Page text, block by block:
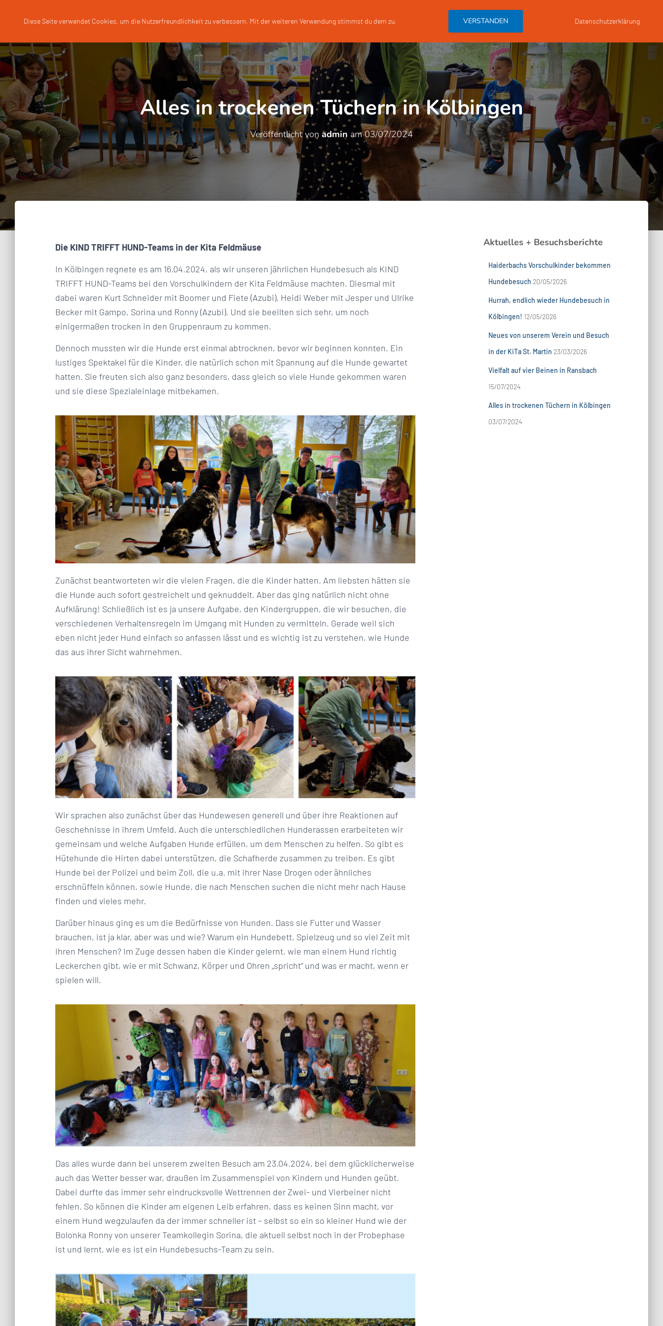
START DER HUNDEBESUCH HUNDEBESUCHSTEAM WERDEN
Alles in trockenen Tüchern in Kölbingen
Veröffentlicht von admin am03/07/2024
Die KIND TRIFFT HUND-Teams in der Kita Feldmäuse
In Kölbingen regnete es am 16.04.2024, als wir unseren jährlichen Hundebesuch als KIND
TRIFFT HUND-Teams bei den Vorschulkindern der Kita Feldmäuse machten. Diesmal mit
dabei waren Kurt Schneider mit Boomer und Fiete (Azubi), Heidi Weber mit Jesper und Ulrike
Becker mit Gampo, Sorina und Ronny (Azubi). Und sie beeilten sich sehr, um noch
einigermaßen trocken in den Gruppenraum zu kommen.
Dennoch mussten wir die Hunde erst einmal abtrocknen, bevor wir beginnen konnten. Ein
lustiges Spektakel für die Kinder, die natürlich schon mit Spannung auf die Hunde gewartet
hatten. Sie freuten sich also ganz besonders, dass gleich so viele Hunde gekommen waren
und sie diese Spezialeinlage mitbekamen.
Zunächst beantworteten wir die vielen Fragen, die die Kinder hatten. Am liebsten hätten sie
die Hunde auch sofort gestreichelt und geknuddelt. Aber das ging natürlich nicht ohne
Aufklärung! Schließlich ist es ja unsere Aufgabe, den Kindergruppen, die wir besuchen, die
verschiedenen Verhaltensregeln im Umgang mit Hunden zu vermitteln. Gerade weil sich
eben nicht jeder Hund einfach so anfassen lässt und es wichtig ist zu verstehen, wie Hunde
das aus ihrer Sicht wahrnehmen.
Wir sprachen also zunächst über das Hundewesen generell und über ihre Reaktionen auf
Geschehnisse in ihrem Umfeld. Auch die unterschiedlichen Hunderassen erarbeiteten wir
gemeinsam und welche Aufgaben Hunde erfüllen, um dem Menschen zu helfen. So gibt es
Hütehunde die Hirten dabei unterstützen, die Schafherde zusammen zu treiben. Es gibt
Hunde bei der Polizei und beim Zoll, die u.a. mit ihrer Nase Drogen oder ähnliches
erschnüffeln können, sowie Hunde, die nach Menschen suchen die nicht mehr nach Hause
finden und vieles mehr.
Darüber hinaus ging es um die Bedürfnisse von Hunden. Dass sie Futter und Wasser
brauchen, ist ja klar, aber was und wie? Warum ein Hundebett, Spielzeug und so viel Zeit mit
ihren Menschen? Im Zuge dessen haben die Kinder gelernt, wie man einem Hund richtig
Leckerchen gibt, wie er mit Schwanz, Körper und Ohren „spricht“ und was er macht, wenn er
spielen will.
Das alles wurde dann bei unserem zweiten Besuch am 23.04.2024, bei dem glücklicherweise
auch das Wetter besser war, draußen im Zusammenspiel von Kindern und Hunden geübt.
Dabei durfte das immer sehr eindrucksvolle Wettrennen der Zwei- und Vierbeiner nicht
fehlen. So können die Kinder am eigenen Leib erfahren, dass es keinen Sinn macht, vor
einem Hund wegzulaufen da der immer schneller ist – selbst so ein so kleiner Hund wie der
Bolonka Ronny von unserer Teamkollegin Sorina, die aktuell selbst noch in der Probephase
ist und lernt, wie es ist ein Hundebesuchs-Team zu sein.
Aktuelles + Besuchsberichte
Haiderbachs Vorschulkinder bekommen
Hundebesuch 20/05/2026
Hurrah, endlich wieder Hundebesuch in
Kölbingen! 12/05/2026
Neues von unserem Verein und Besuch
in der KiTa St. Martin 23/03/2026
Vielfalt auf vier Beinen in Ransbach
15/07/2024
Alles in trockenen Tüchern in Kölbingen
03/07/2024
Diese Seite verwendet Cookies, um die Nutzerfreundlichkeit zu verbessern. Mit der weiteren Verwendung stimmst du dem zu. VERSTANDEN Datenschutzerklärung